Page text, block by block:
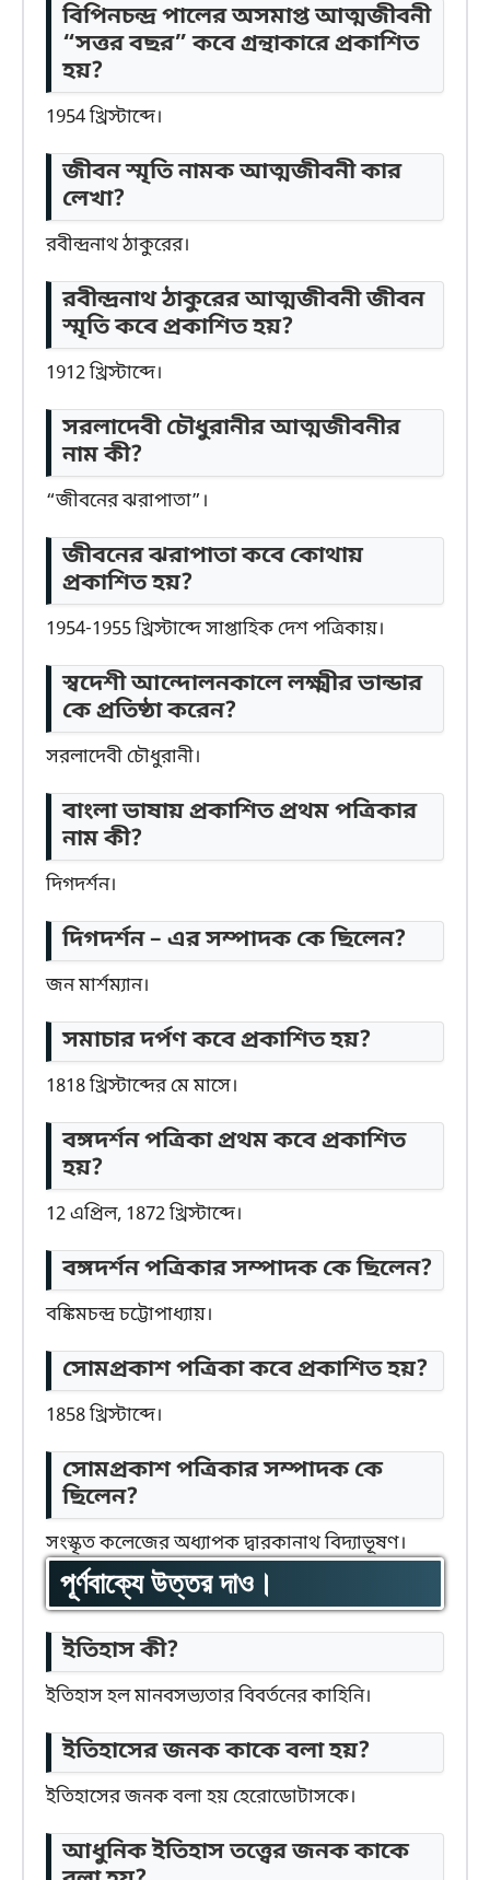
বিপিনচন্দ্র পালের অসমাপ্ত আত্মজীবনী
“সত্তর বছর” কবে গ্রন্থাকারে প্রকাশিত
হয়?
1954 খ্রিস্টাব্দে।
জীবন স্মৃতি নামক আত্মজীবনী কার
লেখা?
রবীন্দ্রনাথ ঠাকুরের।
রবীন্দ্রনাথ ঠাকুরের আত্মজীবনী জীবন
স্মৃতি কবে প্রকাশিত হয়?
1912 খ্রিস্টাব্দে।
সরলাদেবী চৌধুরানীর আত্মজীবনীর
নাম কী?
“জীবনের ঝরাপাতা”।
জীবনের ঝরাপাতা কবে কোথায়
প্রকাশিত হয়?
1954-1955 খ্রিস্টাব্দে সাপ্তাহিক দেশ পত্রিকায়।
স্বদেশী আন্দোলনকালে লক্ষ্মীর ভান্ডার
কে প্রতিষ্ঠা করেন?
সরলাদেবী চৌধুরানী।
বাংলা ভাষায় প্রকাশিত প্রথম পত্রিকার
নাম কী?
দিগদর্শন।
দিগদর্শন – এর সম্পাদক কে ছিলেন?
জন মার্শম্যান।
সমাচার দর্পণ কবে প্রকাশিত হয়?
1818 খ্রিস্টাব্দের মে মাসে।
বঙ্গদর্শন পত্রিকা প্রথম কবে প্রকাশিত
হয়?
12 এপ্রিল, 1872 খ্রিস্টাব্দে।
বঙ্গদর্শন পত্রিকার সম্পাদক কে ছিলেন?
বঙ্কিমচন্দ্র চট্টোপাধ্যায়।
সোমপ্রকাশ পত্রিকা কবে প্রকাশিত হয়?
1858 খ্রিস্টাব্দে।
সোমপ্রকাশ পত্রিকার সম্পাদক কে
ছিলেন?
সংস্কৃত কলেজের অধ্যাপক দ্বারকানাথ বিদ্যাভূষণ।
পূর্ণবাক্যে উত্তর দাও।
ইতিহাস কী?
ইতিহাস হল মানবসভ্যতার বিবর্তনের কাহিনি।
ইতিহাসের জনক কাকে বলা হয়?
ইতিহাসের জনক বলা হয় হেরোডোটাসকে।
আধুনিক ইতিহাস তত্ত্বের জনক কাকে